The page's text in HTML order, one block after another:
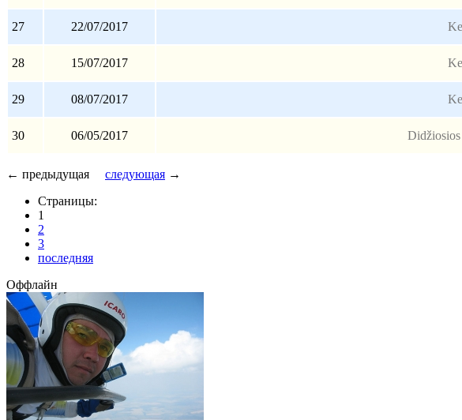
27 22/07/2017
28 15/07/2017
29 08/07/2017
30 06/05/2017
← предыдущая следующая →
Страницы:
1
2
3
последняя
Оффлайн